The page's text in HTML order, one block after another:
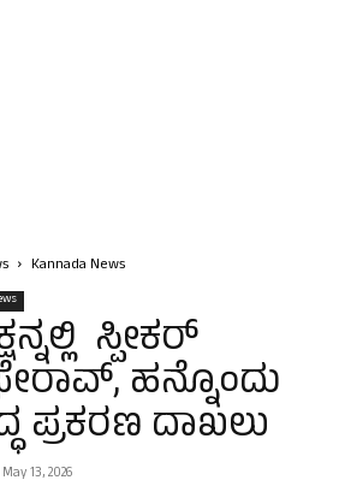
Kannada News
ಸ್ಪೀಕರ್
ಹನ್ನೊಂದು
ಪ್ರಕರಣ ದಾಖಲು
May 13, 2026